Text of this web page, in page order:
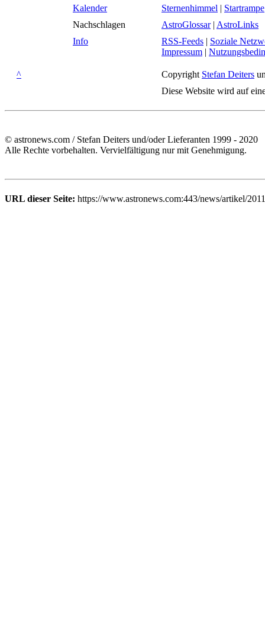
Kalender Sternenhimmel | Startrampe
Nachschlagen
AstroGlossar| AstroLinks
Info
RSS-Feeds | Soziale
Impressum |
^ Copyright Stefan Deiters
Diese Website wird auf
© astronews.com / Stefan Deiters und/oder Lieferanten 1999 - 2020
Alle Rechte vorbehalten. Vervielfältigung nur mit Genehmigung.
URL dieser Seite: https://www.astronews.com:443/news/artikel/